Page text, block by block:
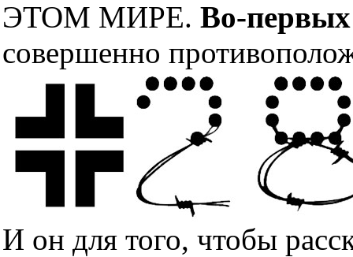
ЭТОМ МИРЕ. Во-первых
совершенно
И он для того, чтобы